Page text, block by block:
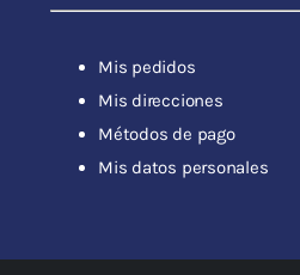
Mis pedidos
Mis direcciones
Métodos de pago
Mis datos personales